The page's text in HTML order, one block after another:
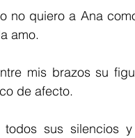
no quiero a Ana
amo.
mis brazos su
de afecto.
todos sus